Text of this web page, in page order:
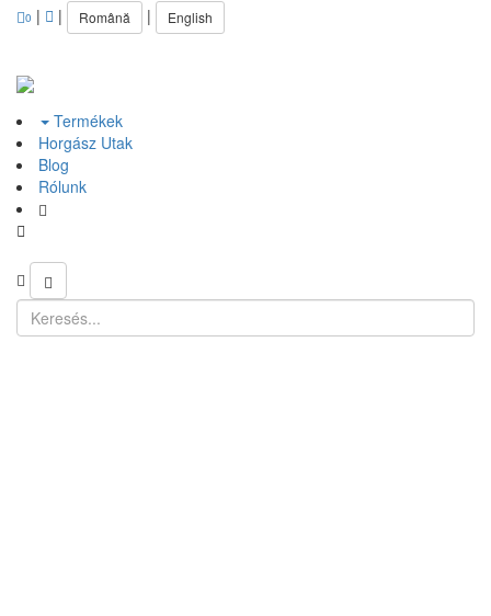
0 | | Română | English
Termékek
Horgász Utak
Blog
Rólunk